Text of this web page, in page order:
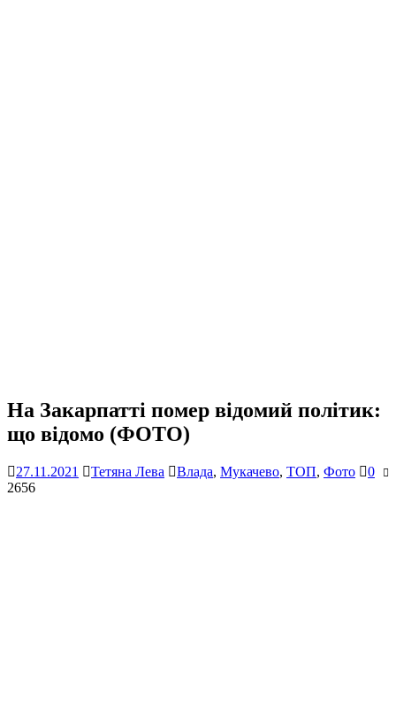
На Закарпатті помер відомий політик:
що відомо (ФОТО)
27.11.2021 Тетяна Лева Влада, Мукачево, ТОП, Фото
0
2656